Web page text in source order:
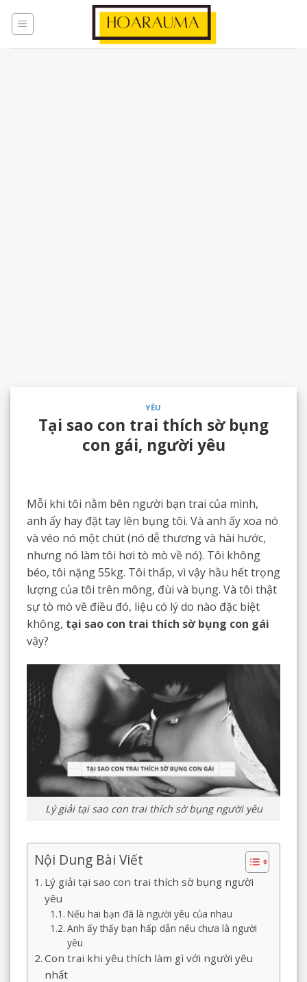
YÊU
Tại sao con trai thích sờ bụng
con gái, người yêu
Mỗi khi tôi nằm bên người bạn trai của mình,
anh ấy hay đặt tay lên bụng tôi. Và anh ấy xoa nó
và véo nó một chút (nó dễ thương và hài hước,
nhưng nó làm tôi hơi tò mò về nó). Tôi không
béo, tôi nặng 55kg. Tôi thấp, vì vậy hầu hết trọng
lượng của tôi trên mông, đùi và bụng. Và tôi thật
sự tò mò về điều đó, liệu có lý do nào đặc biệt
không, tại sao con trai thích sờ bụng con gái
vậy?
Lý giải tại sao con trai thích sờ bụng người yêu
Nội Dung Bài Viết
Lý giải tại sao con trai thích sờ bụng người
yêu
Nếu hai bạn đã là người yêu của nhau
Anh ấy thấy bạn hấp dẫn nếu chưa là người
yêu
Con trai khi yêu thích làm gì với người yêu
nhất